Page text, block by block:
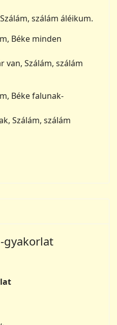
szálám áléikum.
Béke minden
van, Szálám, szálám
Béke falunak-
Szálám, szálám
gyakorlat